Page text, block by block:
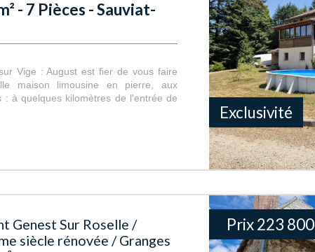
Exclusivité
- 7 Pièces - Sauviat-
Vige : August est fier de vous faire
maison limousine en pierre, aux
: à quelques kilomètres de l'entrée de
Prix223 800
Genest Sur Roselle /
siècle rénovée / Granges